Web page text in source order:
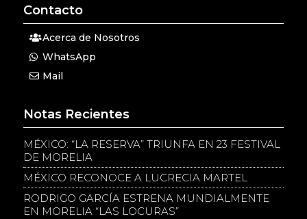
Contacto
Acerca de Nosotros
WhatsApp
Mail
Notas Recientes
MÉXICO: “LA RESERVA” TRIUNFA EN 23 FESTIVAL
DE MORELIA
MÉXICO RECONOCE A LUCRECIA MARTEL
RODRIGO GARCÍA ESTRENA MUNDIALMENTE
EN MORELIA “LAS LOCURAS”